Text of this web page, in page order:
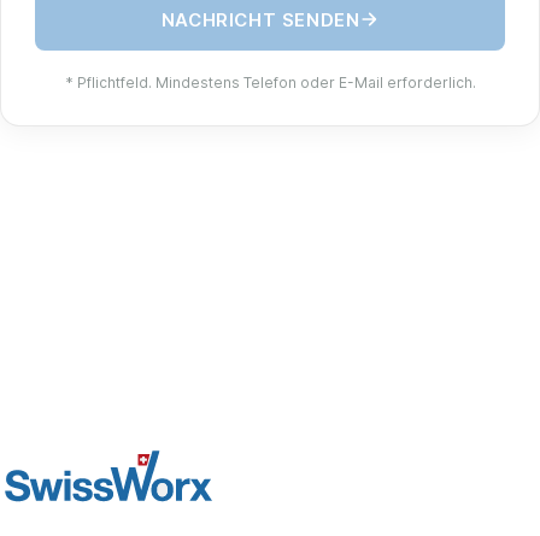
NACHRICHT SENDEN
* Pflichtfeld. Mindestens Telefon oder E-Mail erforderlich.